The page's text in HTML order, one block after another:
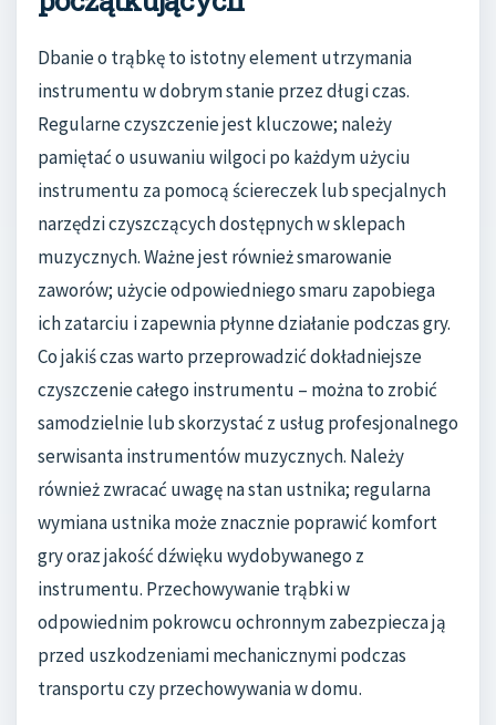
Dbanie o trąbkę to istotny element utrzymania
instrumentu w dobrym stanie przez długi czas.
Regularne czyszczenie jest kluczowe; należy
pamiętać o usuwaniu wilgoci po każdym użyciu
instrumentu za pomocą ściereczek lub specjalnych
narzędzi czyszczących dostępnych w sklepach
muzycznych. Ważne jest również smarowanie
zaworów; użycie odpowiedniego smaru zapobiega
ich zatarciu i zapewnia płynne działanie podczas gry.
Co jakiś czas warto przeprowadzić dokładniejsze
czyszczenie całego instrumentu – można to zrobić
samodzielnie lub skorzystać z usług profesjonalnego
serwisanta instrumentów muzycznych. Należy
również zwracać uwagę na stan ustnika; regularna
wymiana ustnika może znacznie poprawić komfort
gry oraz jakość dźwięku wydobywanego z
instrumentu. Przechowywanie trąbki w
odpowiednim pokrowcu ochronnym zabezpiecza ją
przed uszkodzeniami mechanicznymi podczas
transportu czy przechowywania w domu.